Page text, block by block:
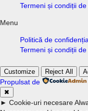
Termeni și condiții
Menu
Politică de
Termeni și condiții
Customize Reject All
Propulsat de
✖
► Cookie-uri necesare